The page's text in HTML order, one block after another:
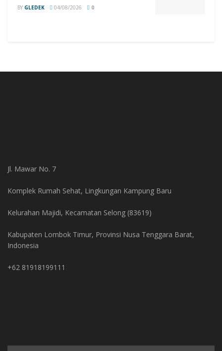
BY GLEDEK 04/08/2026 0
Jl. Mawar No. 7
Komplek Rumah Sehat, Lingkungan Kampung Baru
Kelurahan Majidi, Kecamatan Selong (83619)
Kabupaten Lombok Timur, Provinsi Nusa Tenggara Barat,
Indonesia
+62 81918199111